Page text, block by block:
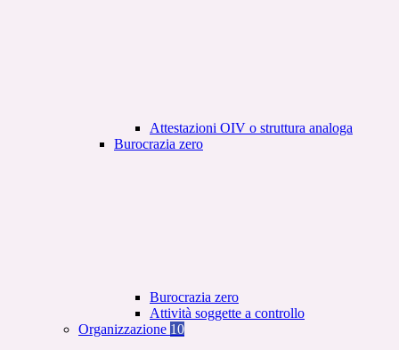
Attestazioni OIV o struttura analoga
Burocrazia zero
Burocrazia zero
Attività soggette a controllo
Organizzazione 10